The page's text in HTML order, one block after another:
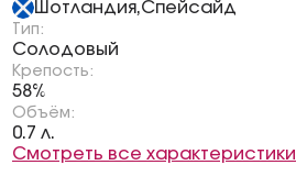
Шотландия,Спейсайд
Тип:
Солодовый
Крепость:
58%
Объём:
0.7 л.
Смотреть все характеристики